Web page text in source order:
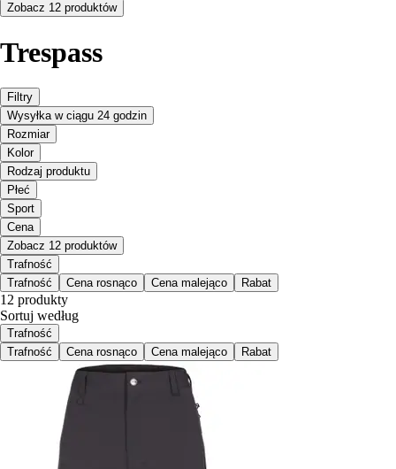
Zobacz 12 produktów
Trespass
Filtry
Wysyłka w ciągu 24 godzin
Rozmiar
Kolor
Rodzaj produktu
Płeć
Sport
Cena
Zobacz 12 produktów
Trafność
Trafność
Cena rosnąco Cena malejąco Rabat
12 produkty
Sortuj według
Trafność
Trafność
Cena rosnąco Cena malejąco Rabat